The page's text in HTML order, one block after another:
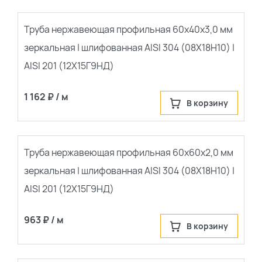
Труба нержавеющая профильная 60х40х3,0 мм
зеркальная | шлифованная AISI 304 (08Х18Н10) |
AISI 201 (12Х15Г9НД)
1 162 ₽ / м В корзину
Труба нержавеющая профильная 60х60х2,0 мм
зеркальная | шлифованная AISI 304 (08Х18Н10) |
AISI 201 (12Х15Г9НД)
963 ₽ / м В корзину